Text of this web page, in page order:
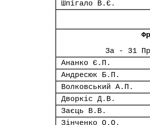
Шпігало В.Є.
За - 31
Ананко Є.П.
Андресюк Б.П.
Волковський А.П.
Дворкіс Д.В.
Заєць В.В.
Зінченко О.О.